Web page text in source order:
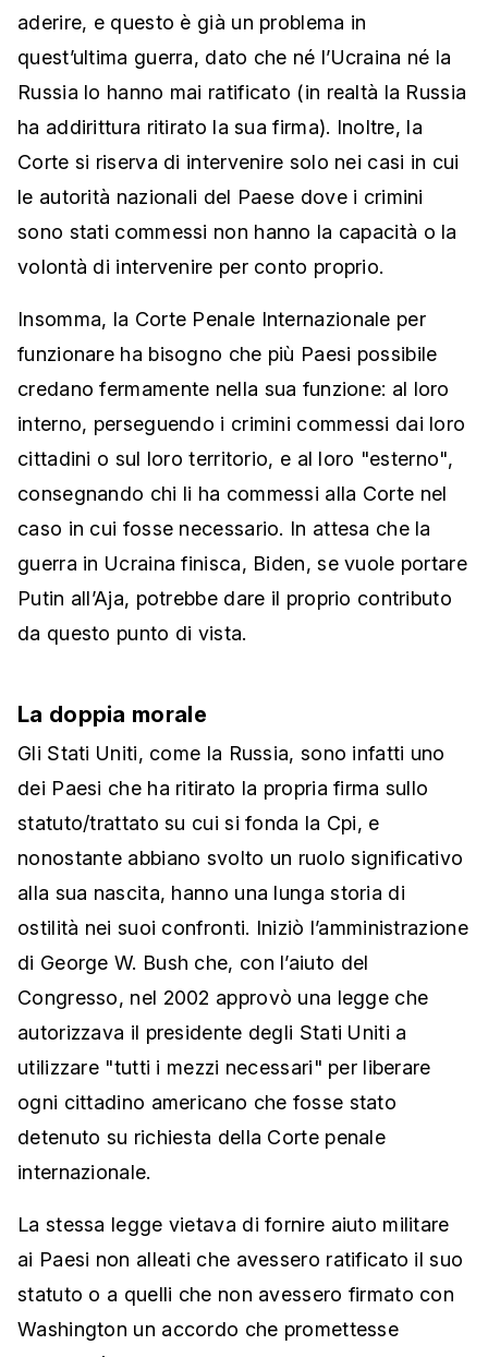
aderire, e questo è già un problema in
quest’ultima guerra, dato che né l’Ucraina né la
Russia lo hanno mai ratificato (in realtà la Russia
ha addirittura ritirato la sua firma). Inoltre, la
Corte si riserva di intervenire solo nei casi in cui
le autorità nazionali del Paese dove i crimini
sono stati commessi non hanno la capacità o la
volontà di intervenire per conto proprio.
Insomma, la Corte Penale Internazionale per
funzionare ha bisogno che più Paesi possibile
credano fermamente nella sua funzione: al loro
interno, perseguendo i crimini commessi dai loro
cittadini o sul loro territorio, e al loro "esterno",
consegnando chi li ha commessi alla Corte nel
caso in cui fosse necessario. In attesa che la
guerra in Ucraina finisca, Biden, se vuole portare
Putin all’Aja, potrebbe dare il proprio contributo
da questo punto di vista.
La doppia morale
Gli Stati Uniti, come la Russia, sono infatti uno
dei Paesi che ha ritirato la propria firma sullo
statuto/trattato su cui si fonda la Cpi, e
nonostante abbiano svolto un ruolo significativo
alla sua nascita, hanno una lunga storia di
ostilità nei suoi confronti. Iniziò l’amministrazione
di George W. Bush che, con l’aiuto del
Congresso, nel 2002 approvò una legge che
autorizzava il presidente degli Stati Uniti a
utilizzare "tutti i mezzi necessari" per liberare
ogni cittadino americano che fosse stato
detenuto su richiesta della Corte penale
internazionale.
La stessa legge vietava di fornire aiuto militare
ai Paesi non alleati che avessero ratificato il suo
statuto o a quelli che non avessero firmato con
Washington un accordo che promettesse